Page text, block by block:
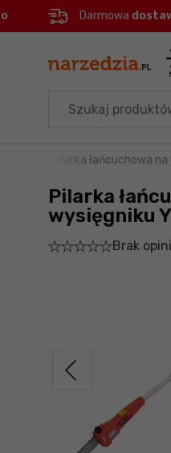
Menu
Informacje o
Do
Darmowa
Akcesoria
BHP
Pilarka łańcuchowa
Pilarka
wysięgniku
Brak